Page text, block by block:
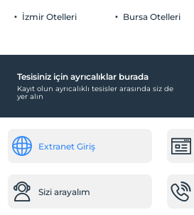
İzmir Otelleri Bursa Otelleri
Tesisiniz için ayrıcalıklar burada
Kayıt olun ayrıcalıklı tesisler arasında siz de
yer alın
Extranet Giriş
Sizi arayalım